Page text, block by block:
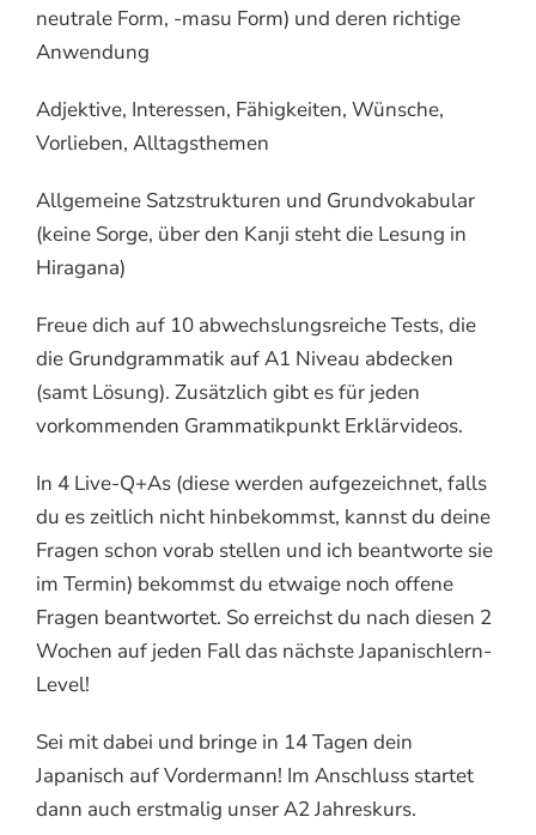
neutrale Form, -masu Form) und deren richtige
Anwendung
Adjektive, Interessen, Fähigkeiten, Wünsche,
Vorlieben, Alltagsthemen
Allgemeine Satzstrukturen und Grundvokabular
(keine Sorge, über den Kanji steht die Lesung in
Hiragana)
Freue dich auf 10 abwechslungsreiche Tests, die
die Grundgrammatik auf A1 Niveau abdecken
(samt Lösung). Zusätzlich gibt es für jeden
vorkommenden Grammatikpunkt Erklärvideos.
In 4 Live-Q+As (diese werden aufgezeichnet, falls
du es zeitlich nicht hinbekommst, kannst du deine
Fragen schon vorab stellen und ich beantworte sie
im Termin) bekommst du etwaige noch offene
Fragen beantwortet. So erreichst du nach diesen 2
Wochen auf jeden Fall das nächste Japanischlern-
Level!
Sei mit dabei und bringe in 14 Tagen dein
Japanisch auf Vordermann! Im Anschluss startet
dann auch erstmalig unser A2 Jahreskurs.